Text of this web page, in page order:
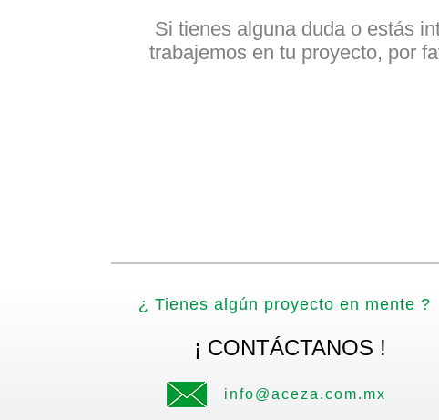
Si tienes alguna duda o estás
trabajemos en tu proyecto, por
¿ Tienes algún proyecto en mente ?
¡ CONTÁCTANOS !
info@aceza.com.mx